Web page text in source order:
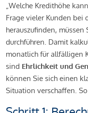
„Welche Kredithöhe
Frage vieler Kunden bei
herauszufinden, müssen
durchführen. Damit
monatlich für allfälligen
sind Ehrlichkeit und
können Sie sich einen
Situation verschaffen.